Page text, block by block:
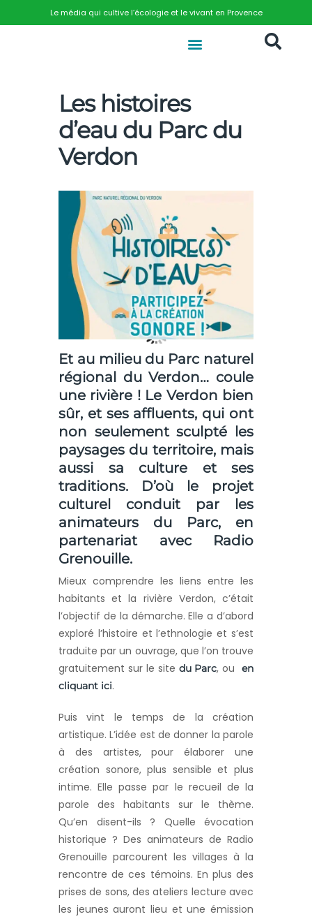
Le média qui cultive l’écologie et le vivant en Provence
Les histoires
d’eau du Parc du
Verdon
Et au milieu du Parc naturel
régional du Verdon… coule
une rivière ! Le Verdon bien
sûr, et ses affluents, qui ont
non seulement sculpté les
paysages du territoire, mais
aussi sa culture et ses
traditions. D’où le projet
culturel conduit par les
animateurs du Parc, en
partenariat avec Radio
Grenouille.
Mieux comprendre les liens entre les
habitants et la rivière Verdon, c’était
l’objectif de la démarche. Elle a d’abord
exploré l’histoire et l’ethnologie et s’est
traduite par un ouvrage, que l’on trouve
gratuitement sur le site du Parc, ou en
cliquant ici.
Puis vint le temps de la création
artistique. L’idée est de donner la parole
à des artistes, pour élaborer une
création sonore, plus sensible et plus
intime. Elle passe par le recueil de la
parole des habitants sur le thème.
Qu’en disent-ils ? Quelle évocation
historique ? Des animateurs de Radio
Grenouille parcourent les villages à la
rencontre de ces témoins. En plus des
prises de sons, des ateliers lecture avec
les jeunes auront lieu et une émission